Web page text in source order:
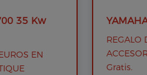
35 Kw
EN
REGALO
Gratis.